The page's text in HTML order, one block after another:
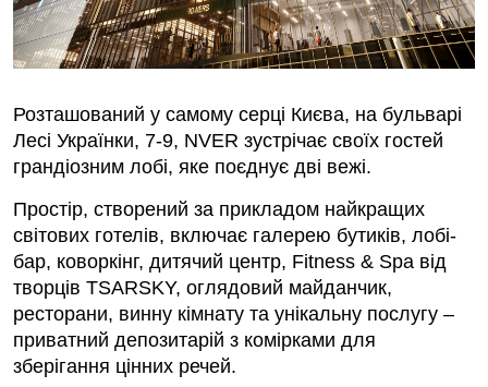
Розташований у самому серці Києва, на бульварі
Лесі Українки, 7-9, NVER зустрічає своїх гостей
грандіозним лобі, яке поєднує дві вежі.
Простір, створений за прикладом найкращих
світових готелів, включає галерею бутиків, лобі-
бар, коворкінг, дитячий центр, Fitness & Spa від
творців TSARSKY, оглядовий майданчик,
ресторани, винну кімнату та унікальну послугу –
приватний депозитарій з комірками для
зберігання цінних речей.